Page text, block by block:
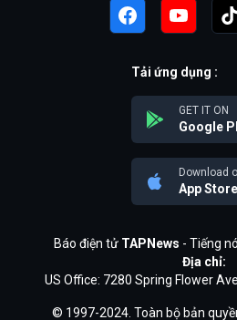
Tải ứng dụng :
GET IT ON
Google
Download
App Store
Báo điện tử TAPNews - Tiếng
Địa chỉ:
US Office: 7280 Spring Flower
© 1997-2024. Toàn bộ bản